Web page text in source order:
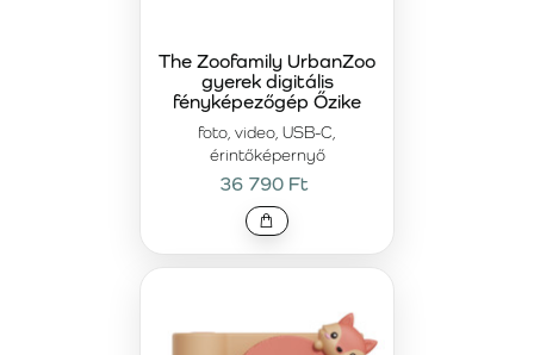
foto, video, USB-C,
érintőképernyő
The Zoofamily UrbanZoo
gyerek digitális
fényképezőgép Őzike
36 790 Ft